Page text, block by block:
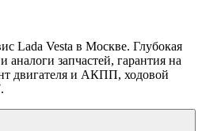
Lada Vesta в Москве. Глубокая
аналоги запчастей, гарантия на
двигателя и АКПП, ходовой